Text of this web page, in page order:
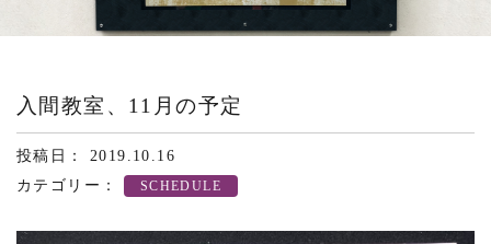
入間教室、11月の予定
投稿日： 2019.10.16
カテゴリー：
SCHEDULE